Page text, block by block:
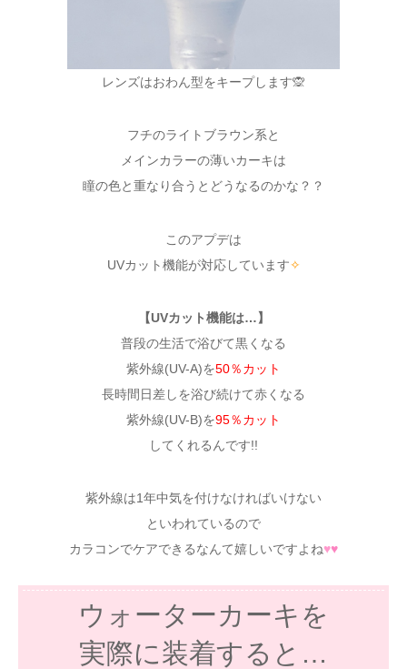
レンズはおわん型をキープします🙊
フチのライトブラウン系と
メインカラーの薄いカーキは
瞳の色と重なり合うとどうなるのかな？？
このアプデは
UVカット機能が対応しています✧
【UVカット機能は…】
普段の生活で浴びて黒くなる
紫外線(UV-A)を50％カット
長時間日差しを浴び続けて赤くなる
紫外線(UV-B)を95％カット
してくれるんです!!
紫外線は1年中気を付けなければいけない
といわれているので
カラコンでケアできるなんて嬉しいですよね♥♥
ウォーターカーキを
実際に装着すると…